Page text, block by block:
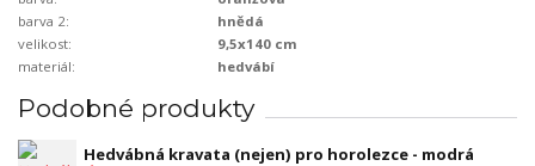
barva 2:
hnědá
velikost:
9,5x140 cm
materiál:
hedvábí
Podobné produkty
Hedvábná kravata (nejen) pro horolezce - modrá